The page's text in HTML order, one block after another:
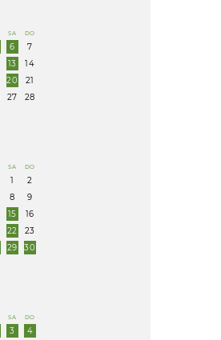
SA DO
6
7
13
14
20
21
27
28
SA DO
1
2
8
9
15
16
22
23
29
30
SA DO
3
4